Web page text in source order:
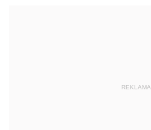
REKLAMA